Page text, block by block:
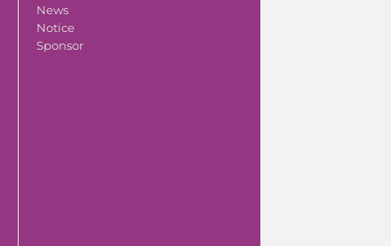
News
Notice
Sponsor